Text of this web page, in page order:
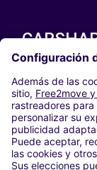
NUESTRAS
Paris
Madrid
Washington DC
Milán
Roma
Turín
Viena